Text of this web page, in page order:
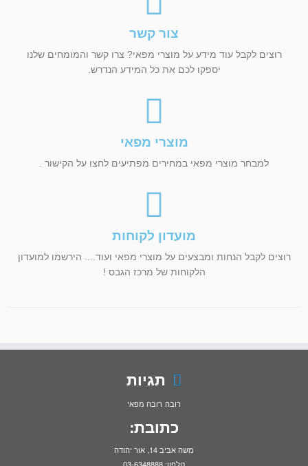
צור קשר
רוצים לקבל עוד מידע על מוצרי מפאי? צרו קשר והמומחים שלנו
יספקו לכם את כל המידע הנדרש.
מוצרי מפאי
למבחר מוצרי מפאי במחירים מפתיעים לחצו על הקישור .
מועדון לקוחות
רוצים לקבל הנחות ומבצעים על מוצרי מפאי ועוד.... הירשמו למועדון
הלקוחות של מרכז הגבס !
תגיות
רובה רובה מפאי
כתובת:
משה אביב 14, אור יהודה